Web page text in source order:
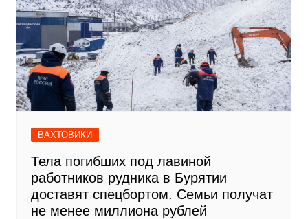
ВАХТОВИКИ
Тела погибших под лавиной
работников рудника в Бурятии
доставят спецбортом. Семьи получат
не менее миллиона рублей